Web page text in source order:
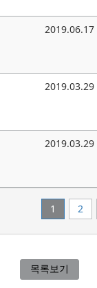
2019.06.17
2019.03.29
2019.03.29
1 2
목록보기